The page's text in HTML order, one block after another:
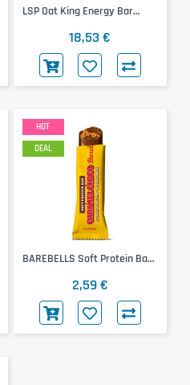
LSP Oat King Energy Bar
18,53 €
HOT
DEAL
BAREBELLS Soft Protein Bar
2,59 €